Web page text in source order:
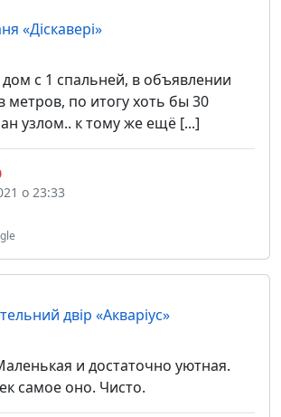
«Діскавері»
с 1 спальней, в объявлении
метров, по итогу хоть бы 30
узлом.. к тому же ещё [...]
о 23:33
двір «Акваріус»
и достаточно уютная.
самое оно. Чисто.